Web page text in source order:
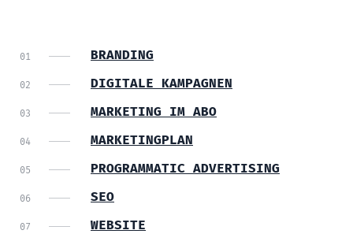
BRANDING
DIGITALE KAMPAGNEN
MARKETING IM ABO
MARKETINGPLAN
PROGRAMMATIC ADVERTISING
SEO
WEBSITE